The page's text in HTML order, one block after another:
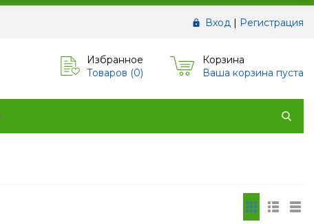
Вход | Регистрация
Избранное
Товаров (0)
Корзина
Ваша корзина пуста